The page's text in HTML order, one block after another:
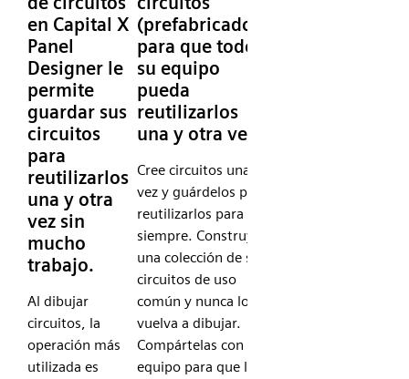
en Capital X
Panel
Designer le
permite
guardar sus
circuitos
para
reutilizarlos
una y otra
vez sin
mucho
trabajo.
Al dibujar
circuitos, la
operación más
utilizada es
(prefabricados)
para que todo
su equipo
pueda
reutilizarlos
una y otra vez
Cree circuitos una
vez y guárdelos para
reutilizarlos para
siempre. Construya
una colección de sus
circuitos de uso
común y nunca los
vuelva a dibujar.
Compártelas con tu
equipo para que las